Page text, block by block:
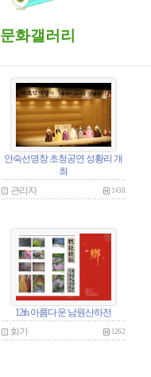
문화갤러리
안숙선명창 초청공연 성황리 개
최
관리자
1438
12th 아름다운 남원산하전
화가
1262